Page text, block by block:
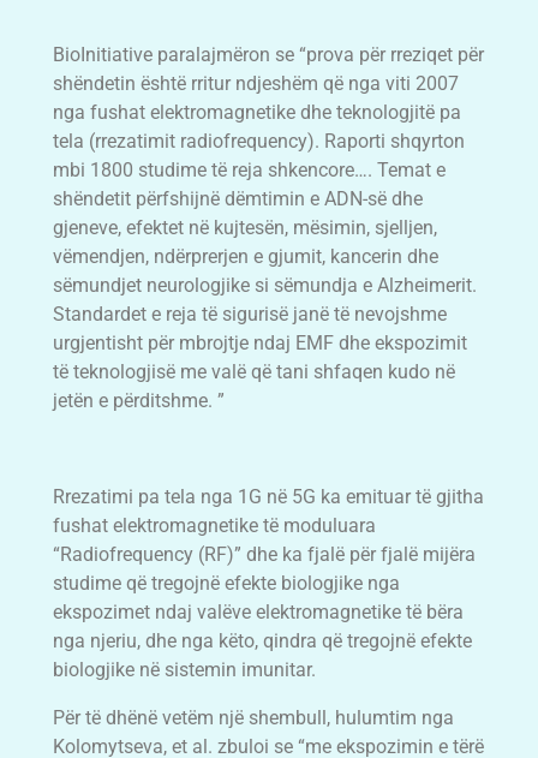
BioInitiative paralajmëron se “prova për rreziqet për
shëndetin është rritur ndjeshëm që nga viti 2007
nga fushat elektromagnetike dhe teknologjitë pa
tela (rrezatimit radiofrequency). Raporti shqyrton
mbi 1800 studime të reja shkencore…. Temat e
shëndetit përfshijnë dëmtimin e ADN-së dhe
gjeneve, efektet në kujtesën, mësimin, sjelljen,
vëmendjen, ndërprerjen e gjumit, kancerin dhe
sëmundjet neurologjike si sëmundja e Alzheimerit.
Standardet e reja të sigurisë janë të nevojshme
urgjentisht për mbrojtje ndaj EMF dhe ekspozimit
të teknologjisë me valë që tani shfaqen kudo në
jetën e përditshme. ”
Rrezatimi pa tela nga 1G në 5G ka emituar të gjitha
fushat elektromagnetike të moduluara
“Radiofrequency (RF)” dhe ka fjalë për fjalë mijëra
studime që tregojnë efekte biologjike nga
ekspozimet ndaj valëve elektromagnetike të bëra
nga njeriu, dhe nga këto, qindra që tregojnë efekte
biologjike në sistemin imunitar.
Për të dhënë vetëm një shembull, hulumtim nga
Kolomytseva, et al. zbuloi se “me ekspozimin e tërë